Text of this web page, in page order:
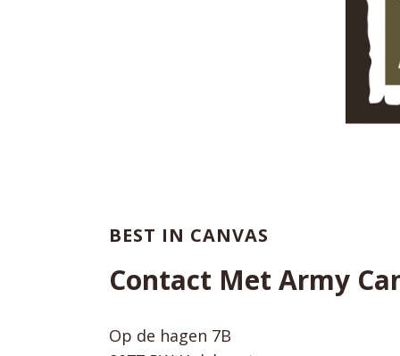
BEST IN CANVAS
Contact Met Army
Op de hagen 7B